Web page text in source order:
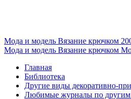
Мода и модель Вязание крючком
Мода и модель Вязание крючком
Главная
Библиотека
Другие виды декоративно-
Любимые журналы по другим